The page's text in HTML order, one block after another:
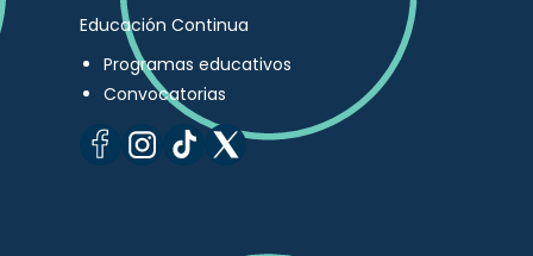
Educación Continua
Programas educativos
Convocatorias